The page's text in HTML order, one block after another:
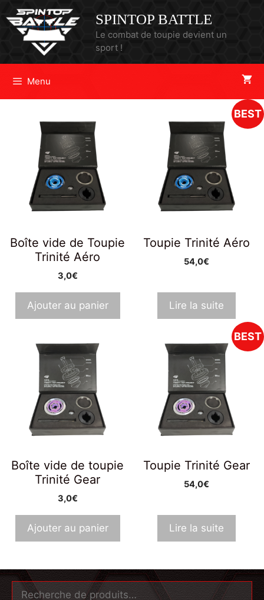
SPINTOP BATTLE
Le combat de toupie devient un
sport !
Menu
Boîte vide de Toupie
Trinité Aéro
3,0€
Ajouter au panier
BEST
Toupie Trinité Aéro
54,0€
Lire la suite
Boîte vide de toupie
Trinité Gear
3,0€
Ajouter au panier
BEST
Toupie Trinité Gear
54,0€
Lire la suite